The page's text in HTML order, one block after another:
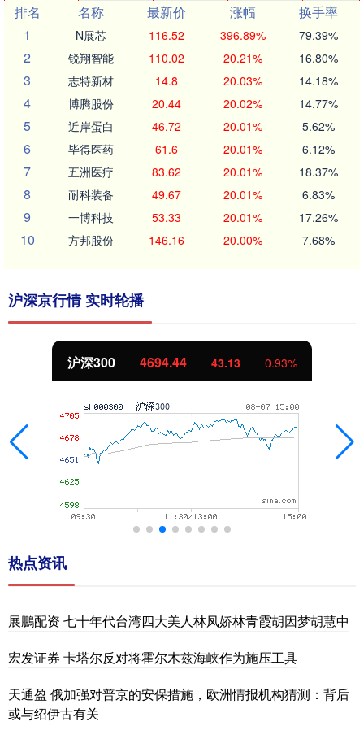
排名
名称 最新价 涨幅
换手率
1
N展芯 116.52 396.89% 79.39%
2 锐翔智能 110.02 20.21% 16.80%
3 志特新材 14.8 20.03% 14.18%
4 博腾股份 20.44 20.02% 14.77%
5 近岸蛋白 46.72 20.01% 5.62%
6 毕得医药 61.6 20.01% 6.12%
7 五洲医疗 83.62 20.01% 18.37%
8 耐科装备 49.67 20.01% 6.83%
9 一博科技 53.33 20.01% 17.26%
10 方邦股份 146.16 20.00% 7.68%
沪深京行情 实时轮播
北证50 1134.24 11.37 1.01%
热点资讯
展鵬配资 七十年代台湾四大美人林凤娇林青霞胡因梦胡慧中
宏发证券 卡塔尔反对将霍尔木兹海峡作为施压工具
天通盈 俄加强对普京的安保措施，欧洲情报机构猜测：背后
或与绍伊古有关